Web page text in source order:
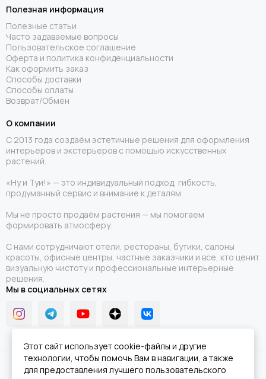
Полезная информация
Полезные статьи
Часто задаваемые вопросы
Пользовательское соглашение
Оферта и политика конфиденциальности
Как оформить заказ
Способы доставки
Способы оплаты
Возврат/Обмен
О компании
С 2013 года создаём эстетичные решения для оформления
интерьеров и экстерьеров с помощью искусственных
растений.
«Ну и Туи!» — это индивидуальный подход, гибкость,
продуманный сервис и внимание к деталям.
Мы не просто продаём растения — мы помогаем
формировать атмосферу.
С нами сотрудничают отели, рестораны, бутики, салоны
красоты, офисные центры, частные заказчики и все, кто ценит
визуальную чистоту и профессиональные интерьерные
решения.
Мы в социальных сетях
2026 © Ну и Туи!.Карта сайта
Этот сайт использует cookie-файлы и другие
технологии, чтобы помочь Вам в навигации, а также
для предоставления лучшего пользовательского